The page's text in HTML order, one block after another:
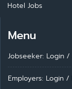
Hotel Jobs
Menu
Jobseeker: Login /
Employers: Login /